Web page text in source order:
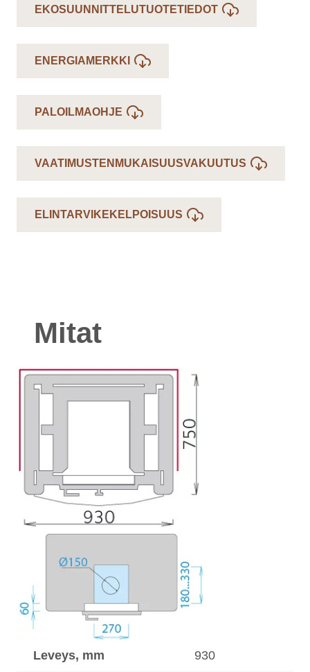
EKOSUUNNITTELUTUOTETIEDOT
ENERGIAMERKKI
PALOILMAOHJE
VAATIMUSTENMUKAISUUSVAKUUTUS
ELINTARVIKEKELPOISUUS
Mitat
Leveys, mm 930